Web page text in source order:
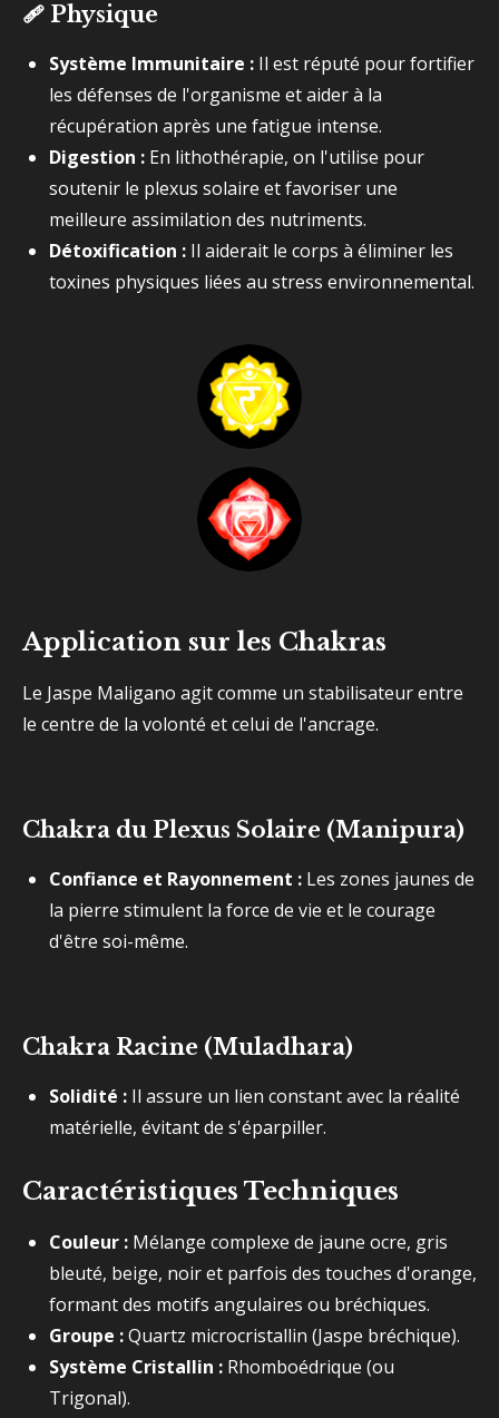
🩹 Physique
Système Immunitaire : Il est réputé pour fortifier
les défenses de l'organisme et aider à la
récupération après une fatigue intense.
Digestion : En lithothérapie, on l'utilise pour
soutenir le plexus solaire et favoriser une
meilleure assimilation des nutriments.
Détoxification : Il aiderait le corps à éliminer les
toxines physiques liées au stress environnemental.
Application sur les Chakras
Le Jaspe Maligano agit comme un stabilisateur entre
le centre de la volonté et celui de l'ancrage.
Chakra du Plexus Solaire (Manipura)
Confiance et Rayonnement : Les zones jaunes de
la pierre stimulent la force de vie et le courage
d'être soi-même.
Chakra Racine (Muladhara)
Solidité : Il assure un lien constant avec la réalité
matérielle, évitant de s'éparpiller.
Caractéristiques Techniques
Couleur : Mélange complexe de jaune ocre, gris
bleuté, beige, noir et parfois des touches d'orange,
formant des motifs angulaires ou bréchiques.
Groupe :Quartz microcristallin (Jaspe bréchique).
Système Cristallin : Rhomboédrique (ou
Trigonal).